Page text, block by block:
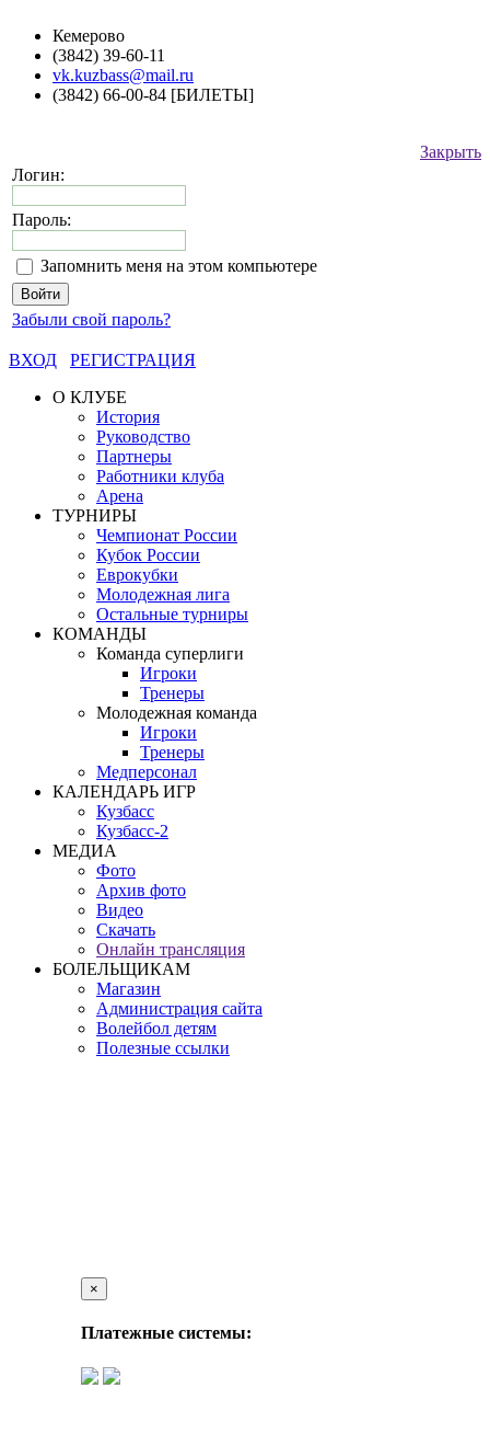
Кемерово
(3842) 39-60-11
vk.kuzbass@mail.ru
(3842) 66-00-84 [БИЛЕТЫ]
Закрыть
Логин:
Пароль:
Запомнить меня на этом компьютере
Забыли свой пароль?
ВХОД
РЕГИСТРАЦИЯ
О КЛУБЕ
История
Руководство
Партнеры
Работники клуба
Арена
ТУРНИРЫ
Чемпионат России
Кубок России
Еврокубки
Молодежная лига
Остальные турниры
КОМАНДЫ
Команда суперлиги
Игроки
Тренеры
Молодежная команда
Игроки
Тренеры
Медперсонал
КАЛЕНДАРЬ ИГР
Кузбасс
Кузбасс-2
МЕДИА
Фото
Архив фото
Видео
Скачать
Онлайн трансляция
БОЛЕЛЬЩИКАМ
Магазин
Администрация сайта
Волейбол детям
Полезные ссылки
×
Платежные системы: